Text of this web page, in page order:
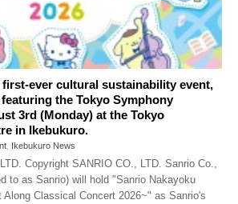
ever cultural sustainability event,
the Tokyo Symphony
3rd (Monday) at the Tokyo
in Ikebukuro.
Ikebukuro News
Copyright SANRIO CO., LTD. Sanrio Co.,
to as Sanrio) will hold "Sanrio Nakayoku
Classical Concert 2026~" as Sanrio's